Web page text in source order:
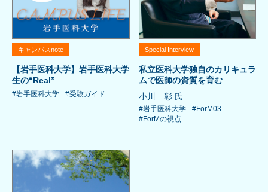
キャンパスnote
【岩手医科大学】岩手医科大学
生の“Real”
#岩手医科大学 #受験ガイド
Special Interview
私立医科大学独自のカリキュラ
ムで医師の資質を育む
小川 彰 氏
#岩手医科大学
#ForM03
#ForMの視点